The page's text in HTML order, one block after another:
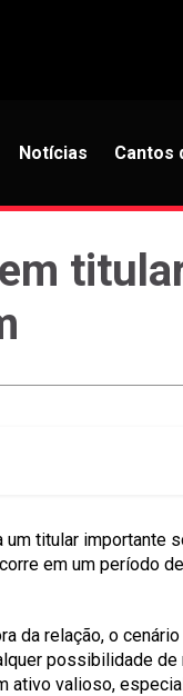
Notícias Cantos
titular importante
em um período
da relação, o
possibilidade de
ativo valioso,